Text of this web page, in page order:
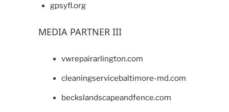
gpsyfl.org
MEDIA PARTNER III
vwrepairarlington.com
cleaningservicebaltimore-md.com
beckslandscapeandfence.com